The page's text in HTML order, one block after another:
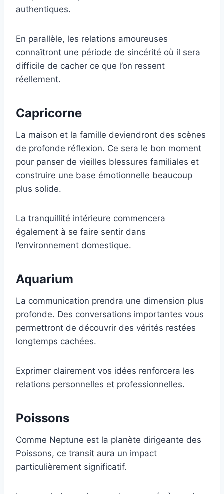
authentiques.
En parallèle, les relations amoureuses
connaîtront une période de sincérité où il sera
difficile de cacher ce que l’on ressent
réellement.
Capricorne
La maison et la famille deviendront des scènes
de profonde réflexion. Ce sera le bon moment
pour panser de vieilles blessures familiales et
construire une base émotionnelle beaucoup
plus solide.
La tranquillité intérieure commencera
également à se faire sentir dans
l’environnement domestique.
Aquarium
La communication prendra une dimension plus
profonde. Des conversations importantes vous
permettront de découvrir des vérités restées
longtemps cachées.
Exprimer clairement vos idées renforcera les
relations personnelles et professionnelles.
Poissons
Comme Neptune est la planète dirigeante des
Poissons, ce transit aura un impact
particulièrement significatif.